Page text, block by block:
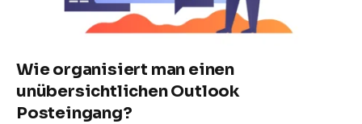
Wie organisiert man einen
unübersichtlichen Outlook
Posteingang?